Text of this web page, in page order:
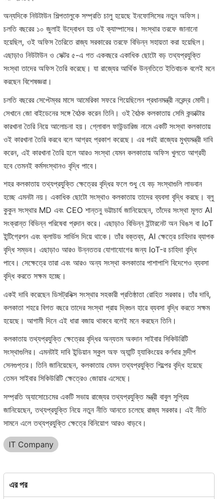
অন্যদিকে নিউটাউন শিল্পতালুকে সম্প্রতি চালু হয়েছে ইনফোসিসের নতুন অফিস।
চলতি বছরের ১০ জুলাই উদ্বোধন হয় ওই ক্যাম্পাসের। সংস্থার তরফে জানানো
হয়েছিল, ওই অফিস তৈরিতে রাজ্য সরকারের তরফে বিভিন্ন সহায়তা করা হয়েছিল।
এছাড়াও নিউটাউন ও সেক্টর ৫-এ গত একবছরে একাধিক ছোটো বড় তথ্যপ্রযুক্তি
সংস্থা তাদের অফিস তৈরি করেছে। যা রাজ্যের আর্থিক উন্নতিতে ইতিবাচক বলেই মনে
করছেন বিশেষজ্ঞরা।
চলতি বছরের সেপ্টেম্বর মাসে আমেরিকা সফরে গিয়েছিলেন প্রধানমন্ত্রী নরেন্দ্র মোদী।
সেখানে জো বাইডেনের সঙ্গে বৈঠক করেন তিনি। ওই বৈঠক কলকাতায় সেমি কন্ডাক্টার
কারখানা তৈরি নিয়ে আলোচনা হয়। গ্লোবাল ফাউন্ডারিজ নামে একটি সংস্থা কলকাতায়
ওই কারখানা তৈরি করবে বলে আগ্রহ প্রকাশ করেছে। এর পরই রাজ্যের মুখ্যমন্ত্রী দাবি
করেন, এই কারখানা তৈরি হলে আরও সংস্থা যেমন কলকাতায় অফিস খুলতে আগ্রহী
হবে তেমনই কর্মসংস্থানও বৃদ্ধি পাবে।
শহর কলকাতায় তথ্যপ্রযুক্তি ক্ষেত্রের বৃদ্ধির ফলে শুধু যে বড় সংস্থাগুলি লাভবান
হচ্ছে এমনটা নয়। একাধিক ছোটো সংস্থাও কলকাতায় তাদের ব্যবসা বৃদ্ধি করছে। ব্লু
কুকুন সংস্থার MD এবং CEO শান্তনু ভট্টাচার্য জানিয়েছেন, তাঁদের সংস্থা মূলত AI
সংক্রান্ত বিভিন্ন পরিষেবা প্রদান করে। এছাড়াও বিভিন্ন ইন্টারনেট অন থিঙস বা IoT
ইন্টিগ্রেশন এবং ক্লাউড সার্ভিস দিয়ে থাকে। তাঁর বক্তব্য, AI ক্ষেত্রে চাহিদার ব্যাপক
বৃদ্ধি সম্ভব। এছাড়াও আরও উন্নততর যোগাযোগের জন্য IoT-র চাহিদা বৃদ্ধি
পাবে। সেক্ষেত্রে তারা এবং আরও অন্য সংস্থা কলকাতার পাশাপাশি বিদেশেও ব্যবসা
বৃদ্ধি করতে সক্ষম হচ্ছে।
একই দাবি করেছেন ডিসট্রনিক্স সংস্থার সহকারী প্রতিষ্ঠাতা রোহিত সরকার। তাঁর দাবি,
কলকাতা শহরে বিগত বছরে তাদের সংস্থা প্রায় দ্বিগুন হারে ব্যবসা বৃদ্ধি করতে সক্ষম
হয়েছে। আগামী দিনে এই ধারা বজায় থাকবে বলেই মনে করছেন তিনি।
কলকাতায় তথ্যপ্রযুক্তি ক্ষেত্রের বৃদ্ধির অন্যতম অবদান সাইবার সিকিউরিটি
সংস্থাগুলির। এমনটাই দাবি ইন্ডিয়ান স্কুল অফ অ্যান্টি হ্যাকিংয়ের কর্ণধার সন্দীপ
সেনগুপ্তর। তিনি জানিয়েছেন, কলকাতায় যেমন তথ্যপ্রযুক্তি শিল্পের বৃদ্ধি হয়েছে
তেমন সাইবার সিকিউরিটি ক্ষেত্রেও জোয়ার এসেছে।
সম্প্রতি অ্যাসোচেমের একটি সভায় রাজ্যের তথ্যপ্রযুক্তি মন্ত্রী বাবুল সুপ্রিয়
জানিয়েছেন, তথ্যপ্রযুক্তি নিয়ে নতুন নীতি আনতে চলেছে রাজ্য সরকার। এই নীতি
সামনে এলে তথ্যপ্রযুক্তি ক্ষেত্রে বিনিয়োগ আরও বাড়বে।
IT Company
এর পর